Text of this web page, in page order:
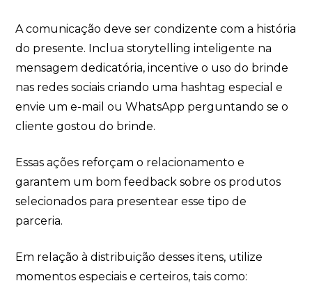
A comunicação deve ser condizente com a história
do presente. Inclua storytelling inteligente na
mensagem dedicatória, incentive o uso do brinde
nas redes sociais criando uma hashtag especial e
envie um e-mail ou WhatsApp perguntando se o
cliente gostou do brinde.
Essas ações reforçam o relacionamento e
garantem um bom feedback sobre os produtos
selecionados para presentear esse tipo de
parceria.
Em relação à distribuição desses itens, utilize
momentos especiais e certeiros, tais como: